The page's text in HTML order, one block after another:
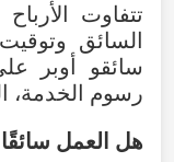
تتفاوت
السائق
سائقو أوبر
رسوم الخدمة، التي
هل العمل